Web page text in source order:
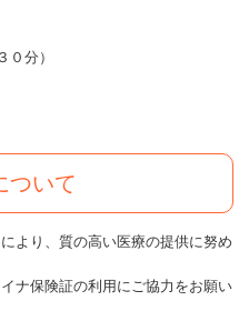
分）
ついて
より、質の高い医療の提供に努め
ナ保険証の利用にご協力をお願い